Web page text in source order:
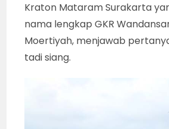
Kraton Mataram Surakarta
nama lengkap GKR
Moertiyah, menjawab
tadi siang.